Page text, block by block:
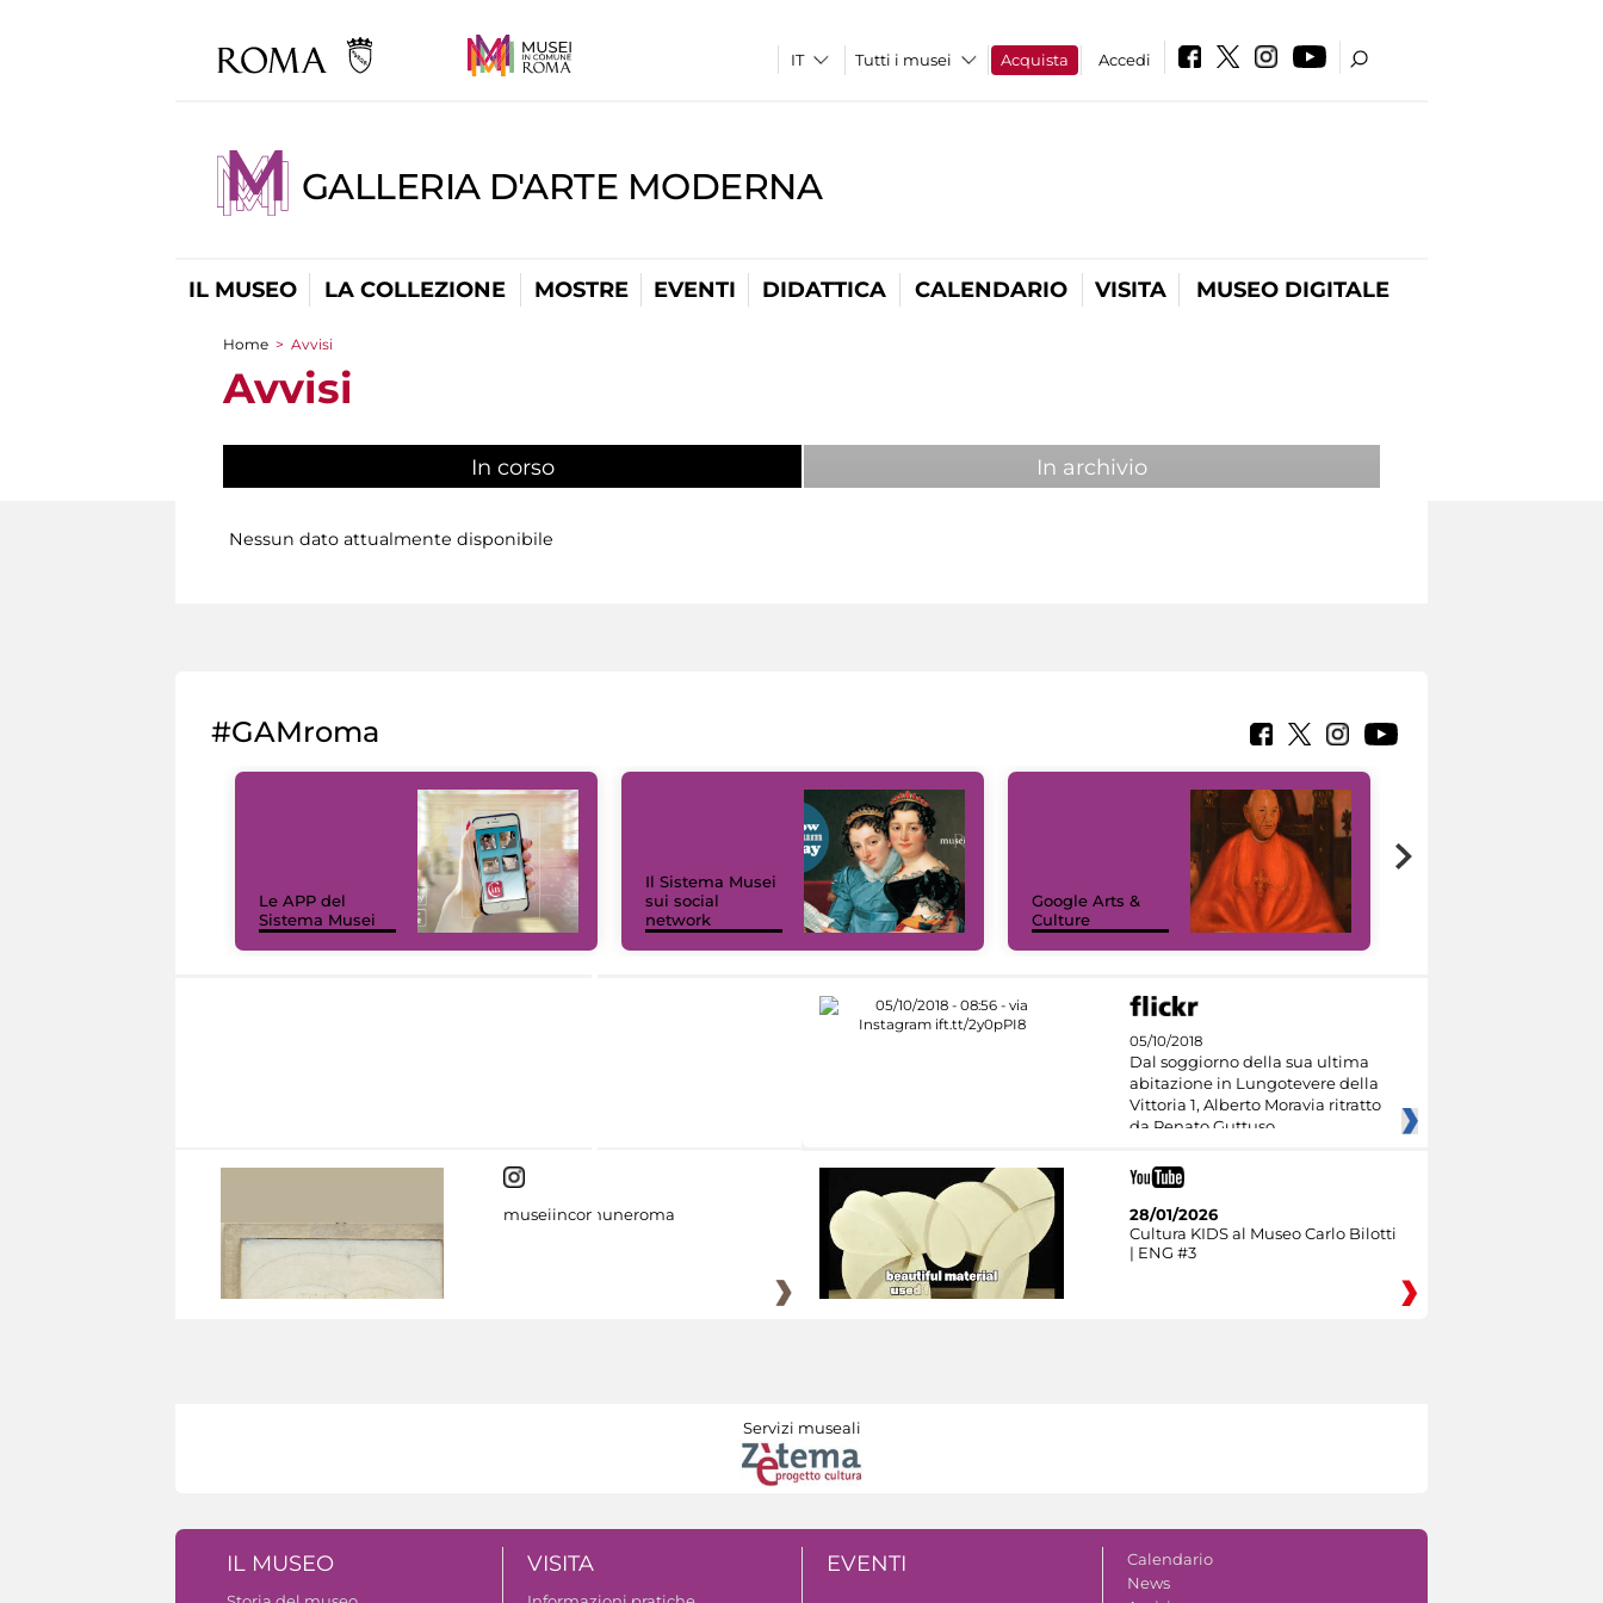
Tutti i musei Acquista Accedi
GALLERIA D'ARTE MODERNA
IL MUSEO LA COLLEZIONE MOSTRE EVENTI DIDATTICA CALENDARIO VISITA MUSEO DIGITALE
Tu sei qui
Home > Avvisi
Avvisi
In corso(scheda attiva) In archivio
Nessun dato attualmente disponibile
#GAMroma
Le APP del
Sistema Musei
Il Sistema Musei
sui social
network
Google Arts &
Culture
05/10/2018
Dal soggiorno della sua ultima
abitazione in Lungotevere della
Vittoria 1, Alberto Moravia ritratto
da Renato Guttuso
museiincomuneroma
28/01/2026
Cultura KIDS al Museo Carlo Bilotti
| ENG #3
Servizi museali
IL MUSEO VISITA EVENTI
Calendario
News